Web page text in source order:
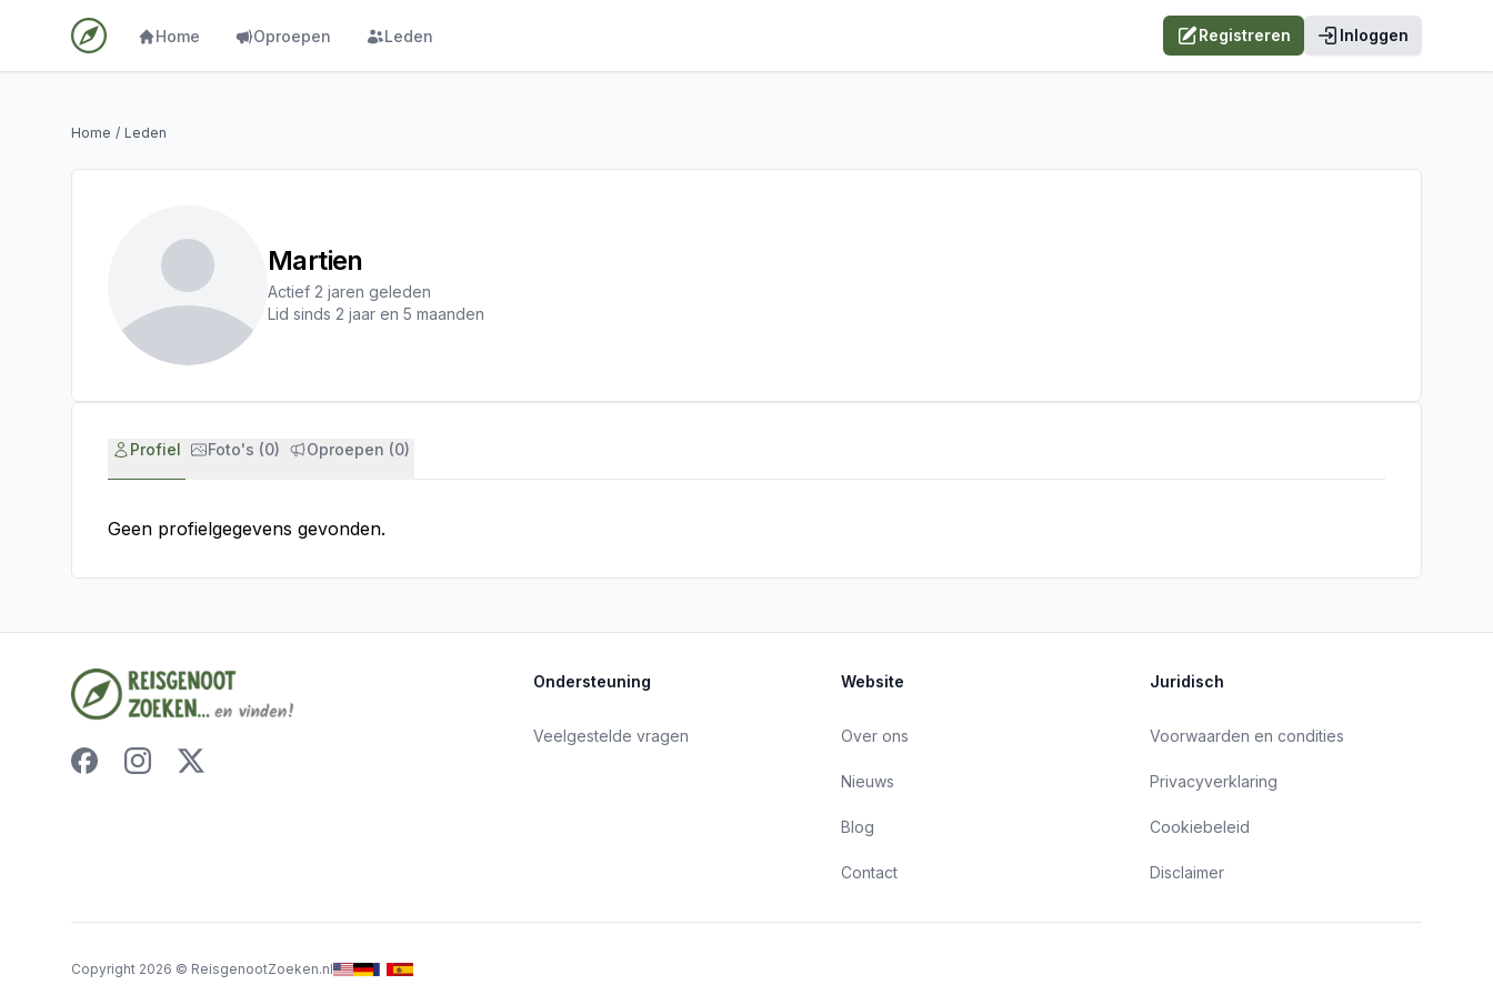
Home Oproepen Leden Registreren Inloggen
Home / Leden
Martien
Actief 2 jaren geleden
Lid sinds 2 jaar en 5 maanden
Profiel Foto's (0) Oproepen (0)
Geen profielgegevens gevonden.
Ondersteuning
Veelgestelde vragen
Website
Over ons
Nieuws
Blog
Contact
Juridisch
Voorwaarden en condities
Privacyverklaring
Cookiebeleid
Disclaimer
Copyright 2026 © ReisgenootZoeken.nl